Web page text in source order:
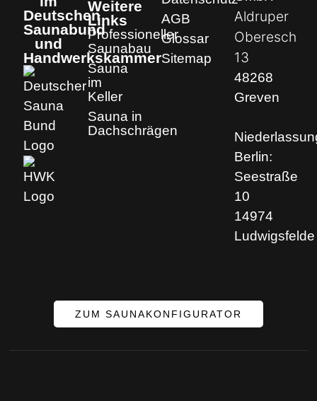
Deutschen
Saunabund
und
Handwerkskammer
Weitere
Links
Professioneller
Saunabau
Sauna
im
Keller
Sauna in
Dachschrägen
AGB
Glossar
Sitemap
Aldruper
Oberesch
13
48268
Greven
Berlin:
Seestraße
10
14974
Ludwigsfelde
ZUM SAUNAKONFIGURATOR